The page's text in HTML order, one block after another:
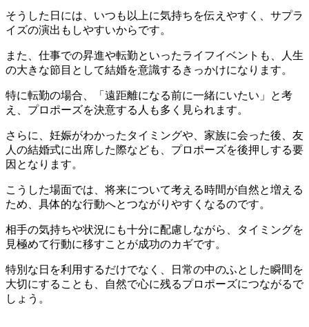
そうした日には、いつも以上に気持ちを伝えやすく、サプラ
イズの演出もしやすいからです。
また、仕事での昇進や転勤といったライフイベントも、人生
の大きな節目として結婚を意識するきっかけになります。
特に転勤の場合、「遠距離になる前に一緒にいたい」と考
え、プロポーズを決意する人も多く見られます。
さらに、妊娠がわかったタイミングや、家族に会った後、友
人の結婚式に出席した際なども、プロポーズを後押しする要
因となります。
こうした場面では、将来について考える時間が自然と増える
ため、具体的な行動へとつながりやすくなるのです。
相手の気持ちや状況にも十分に配慮しながら、タイミングを
見極めて行動に移すことが成功のカギです。
特別な日を利用するだけでなく、日常の中のふとした瞬間を
大切にすることも、自然で心に残るプロポーズにつながるで
しょう。